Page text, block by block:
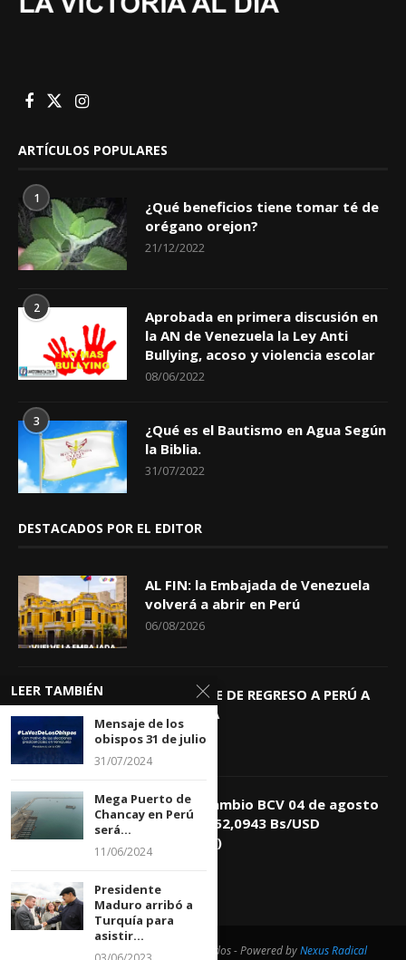
ARTÍCULOS POPULARES
1
¿Qué beneficios tiene tomar té de
orégano orejon?
21/12/2022
2
Aprobada en primera discusión en
la AN de Venezuela la Ley Anti
Bullying, acoso y violencia escolar
08/06/2022
3
¿Qué es el Bautismo en Agua Según
la Biblia.
31/07/2022
DESTACADOS POR EL EDITOR
AL FIN: la Embajada de Venezuela
volverá a abrir en Perú
06/08/2026
KEIKO TRAE DE REGRESO A PERÚ A
GIOVANNA
04/08/2026
Tasa de Cambio BCV 04 de agosto
de 2026: 752,0943 Bs/USD
(+0,4418%)
@2021 - Todos los derechos reservados - Powered byNexus Radical
LEER TAMBIÉN
Mensaje de los
obispos 31 de julio
31/07/2024
Mega Puerto de
Chancay en Perú
será...
11/06/2024
Presidente
Maduro arribó a
Turquía para
asistir...